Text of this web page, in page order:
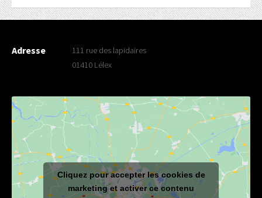
Adresse
111 rue des lapidaires
01410 Lélex
Cliquez pour accepter les cookies de
marketing et activer ce contenu